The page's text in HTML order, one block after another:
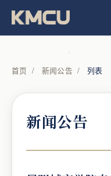
首页 / 新闻公告 / 列表
新闻公告